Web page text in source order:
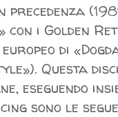
precedenza
con i Golden
di
Questa
sono le